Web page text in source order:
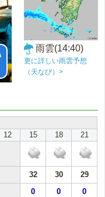
雨雲(14:40)
更に詳しい雨雲予想
（天なび）>
12 15 18 21
32 30
29
0 0 0